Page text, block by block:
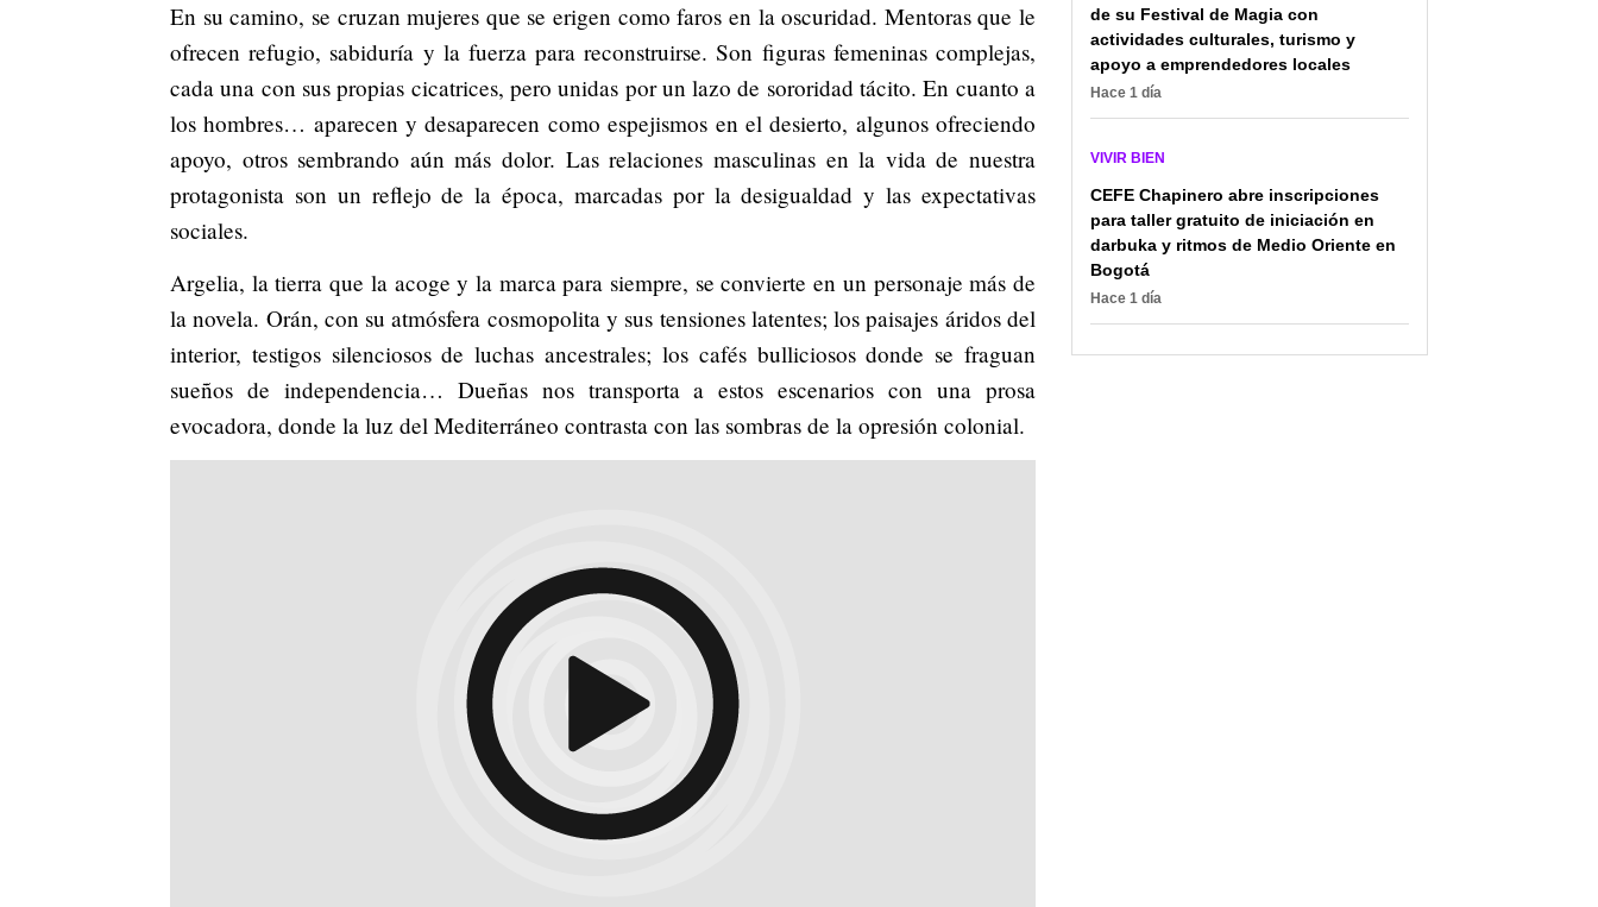
En su camino, se cruzan mujeres que se erigen como faros en la oscuridad. Mentoras que le
ofrecen refugio, sabiduría y la fuerza para reconstruirse. Son figuras femeninas complejas,
cada una con sus propias cicatrices, pero unidas por un lazo de sororidad tácito. En cuanto a
los hombres… aparecen y desaparecen como espejismos en el desierto, algunos ofreciendo
apoyo, otros sembrando aún más dolor. Las relaciones masculinas en la vida de nuestra
protagonista son un reflejo de la época, marcadas por la desigualdad y las expectativas
sociales.
Argelia, la tierra que la acoge y la marca para siempre, se convierte en un personaje más de
la novela. Orán, con su atmósfera cosmopolita y sus tensiones latentes; los paisajes áridos del
interior, testigos silenciosos de luchas ancestrales; los cafés bulliciosos donde se fraguan
sueños de independencia… Dueñas nos transporta a estos escenarios con una prosa
evocadora, donde la luz del Mediterráneo contrasta con las sombras de la opresión colonial.
de su Festival de Magia con
actividades culturales, turismo y
apoyo a emprendedores locales
Hace 1 día
VIVIR BIEN
CEFE Chapinero abre inscripciones
para taller gratuito de iniciación en
darbuka y ritmos de Medio Oriente en
Bogotá
Hace 1 día